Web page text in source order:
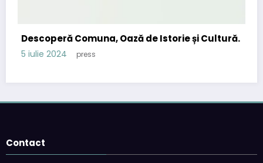
Descoperă Comuna, Oază de Istorie și Cultură.
5 iulie 2024 press
Contact